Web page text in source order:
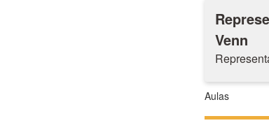
Venn
Aulas